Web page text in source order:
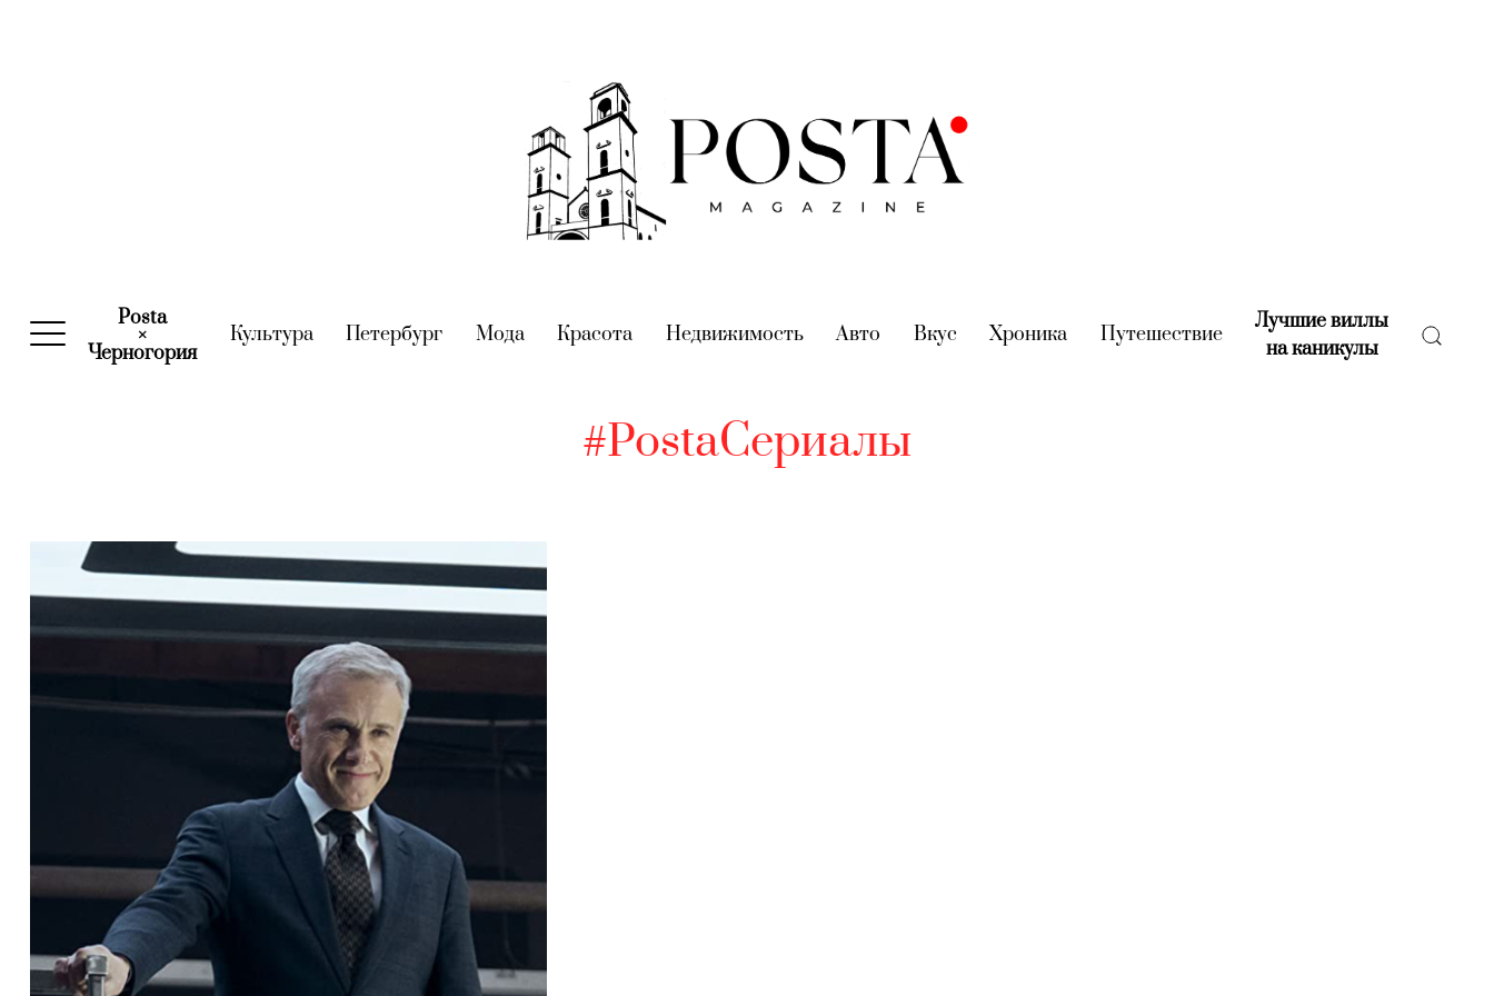
Posta
×
Черногория(current)
Культура(current)
Петербург (current)
Мода(current)
Красота (current)
Недвижимость(current)
Авто (current)
Вкус (current)
Хроника (current)
Путешествие(current)
Лучшие виллы
на каникулы(current)
#PostаСериалы